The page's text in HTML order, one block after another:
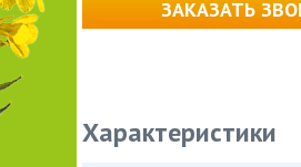
ЗАКАЗАТЬ
Характеристики